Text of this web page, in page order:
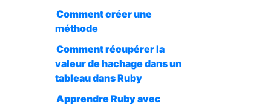
Comment créer une
méthode
Comment récupérer la
valeur de hachage dans un
tableau dans Ruby
Apprendre Ruby avec